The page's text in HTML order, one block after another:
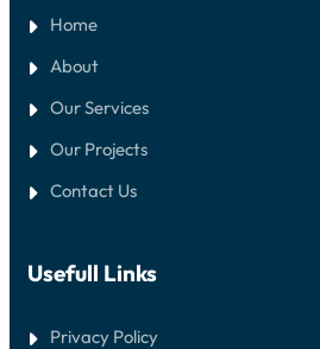
Home
About
Our Services
Our Projects
Contact Us
Usefull Links
Privacy Policy